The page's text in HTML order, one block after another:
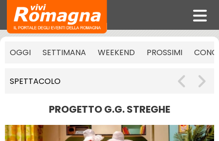
OGGI SETTIMANA WEEKEND PROSSIMI
SPETTACOLO
PROGETTO G.G. STREGHE